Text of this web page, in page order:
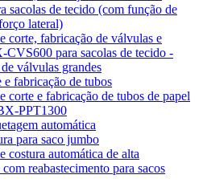
sacolas de tecido (com função de
lateral)
corte, fabricação de válvulas e
CVS600 para sacolas de tecido -
válvulas grandes
fabricação de tubos
corte e fabricação de tubos de papel
PPT1300
automática
para saco jumbo
costura automática de alta
reabastecimento para sacos